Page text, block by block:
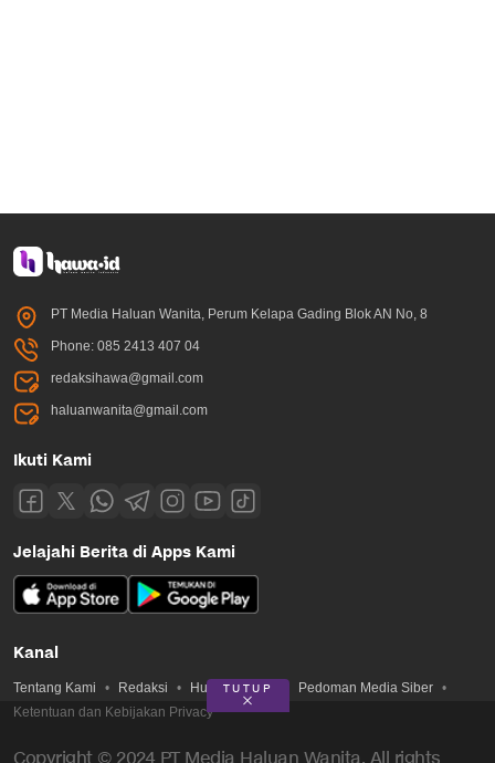
PT Media Haluan Wanita, Perum Kelapa Gading Blok AN No, 8
Phone: 085 2413 407 04
redaksihawa@gmail.com
haluanwanita@gmail.com
Ikuti Kami
Jelajahi Berita di Apps Kami
Kanal
Tentang Kami Redaksi Hubungi Kami
Pedoman Media Siber
Ketentuan dan Kebijakan Privacy
TUTUP